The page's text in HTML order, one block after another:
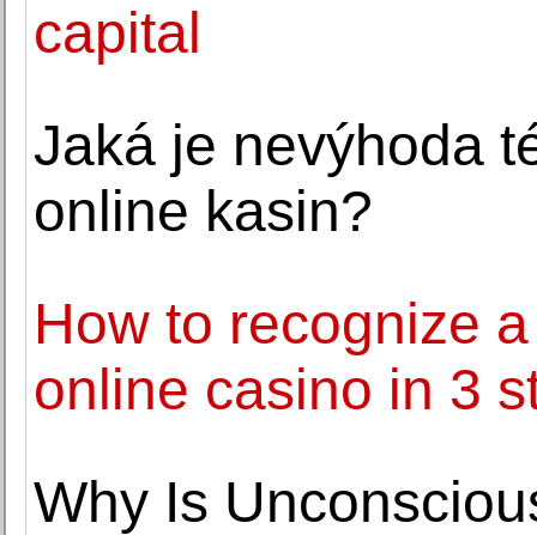
capital
Jaká je nevýhoda
online kasin?
How to recognize
online casino in 3
Why Is